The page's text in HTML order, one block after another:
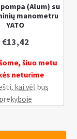
(Alum) su
manometru
YATO
€13,42
šiuo metu
neturime
kai vėl bus
prekyboje